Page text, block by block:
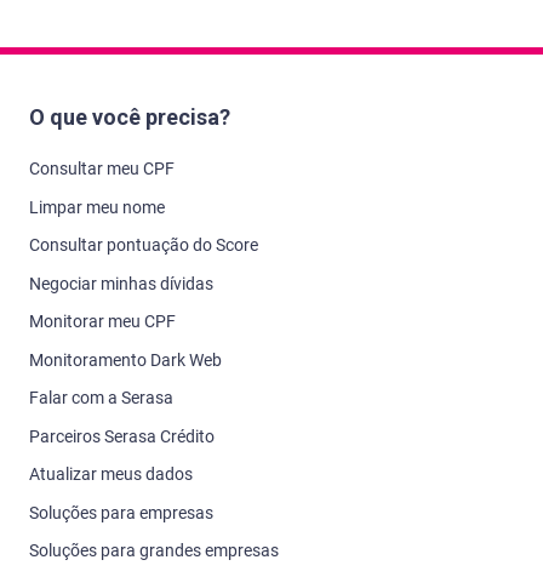
O que você precisa?
Consultar meu CPF
Limpar meu nome
Consultar pontuação do Score
Negociar minhas dívidas
Monitorar meu CPF
Monitoramento Dark Web
Falar com a Serasa
Parceiros Serasa Crédito
Atualizar meus dados
Soluções para empresas
Soluções para grandes empresas